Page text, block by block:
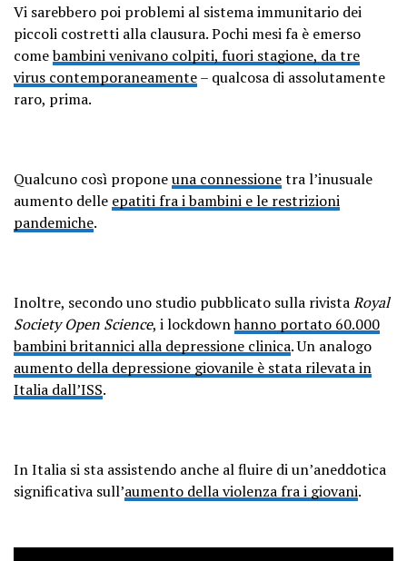
Vi sarebbero poi problemi al sistema immunitario dei
piccoli costretti alla clausura. Pochi mesi fa è emerso
comebambini venivano colpiti, fuori stagione, da tre
virus contemporaneamente– qualcosa di assolutamente
raro, prima.
Qualcuno così proponeuna connessionetra l’inusuale
aumento delle epatiti fra i bambini e le restrizioni
pandemiche.
Inoltre, secondo uno studio pubblicato sulla rivistaRoyal
Society Open Science, i lockdownhanno portato 60.000
bambini britannici alla depressione clinica. Un analogo
aumento della depressione giovanile è stata rilevata in
Italia dall’ISS.
In Italia si sta assistendo anche al fluire di un’aneddotica
significativa sull’aumento della violenza fra i giovani.